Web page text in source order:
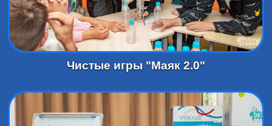
Чистые игры "Маяк 2.0"